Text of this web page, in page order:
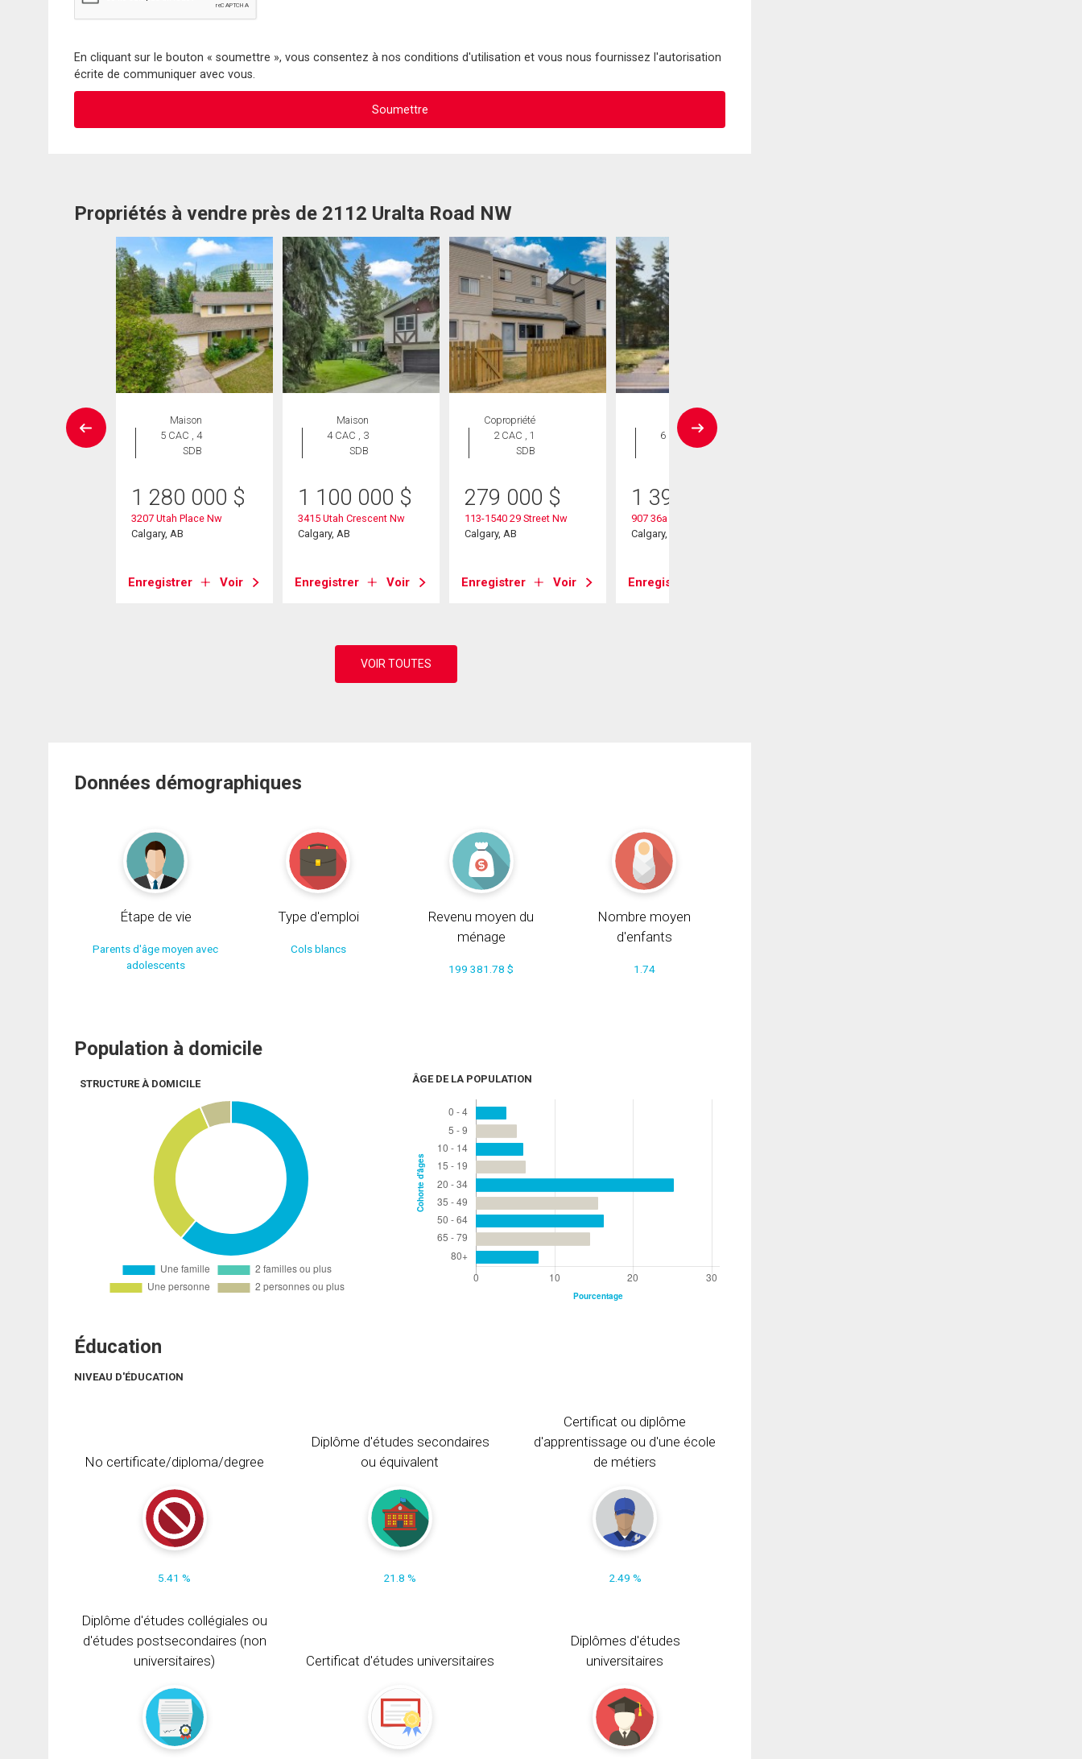
En cliquant sur le bouton « soumettre », vous consentez à nos conditions d'utilisation et vous nous fournissez l'autorisation
écrite de communiquer avec vous.
Propriétés à vendre près de 2112 Uralta Road NW
Maison
5 CAC , 4
SDB
1 280 000 $
3207 Utah Place Nw
Calgary, AB
Enregistrer Voir
Maison
4 CAC , 3
SDB
1 100 000 $
3415 Utah Crescent Nw
Calgary, AB
Enregistrer Voir
Copropriété
2 CAC , 1
SDB
279 000 $
113-1540 29 Street Nw
Calgary, AB
Enregistrer Voir
Maison
6 CAC , 5
SDB
1 399 999
907 36a Street Nw
Calgary, AB
Enregistrer
Données démographiques
Étape de vie
Parents d'âge moyen avec
adolescents
Type d'emploi
Cols blancs
Revenu moyen du
ménage
199 381.78 $
Nombre moyen
d'enfants
1.74
Population à domicile
STRUCTURE À DOMICILE ÂGE DE LA POPULATION
Éducation
NIVEAU D'ÉDUCATION
No certificate/diploma/degree
5.41 %
Diplôme d'études secondaires
ou équivalent
21.8 %
Certificat ou diplôme
d'apprentissage ou d'une école
de métiers
2.49 %
Diplôme d'études collégiales ou
d'études postsecondaires (non
universitaires)
Certificat d'études universitaires
Diplômes d'études
universitaires